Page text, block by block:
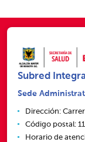
Subred
Sede
Dirección:
Código postal:
Horario de